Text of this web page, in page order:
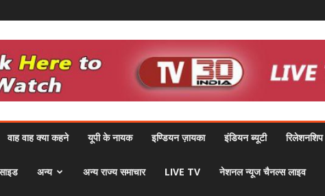
वाह वाह क्या कहने यूपी के नायक इण्डियन ज़ायका इंडियन ब्यूटी रिलेशनशिप
अन्य अन्य राज्य समाचार LIVE TV नेशनल न्यूज चैनल्स लाइव